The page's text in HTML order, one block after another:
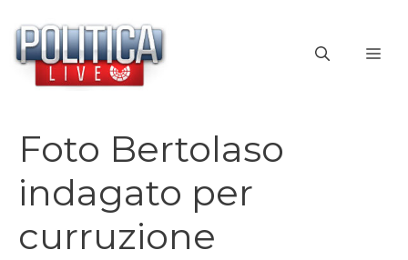
contenuto
Foto Bertolaso
indagato per
curruzione